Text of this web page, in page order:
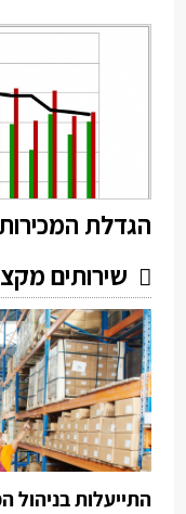
הגדלת
שירותים
התייעלות בניהול